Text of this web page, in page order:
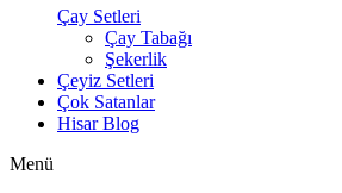
Çay Setleri
Çay Tabağı
Şekerlik
Çeyiz Setleri
Çok Satanlar
Hisar Blog
Menü